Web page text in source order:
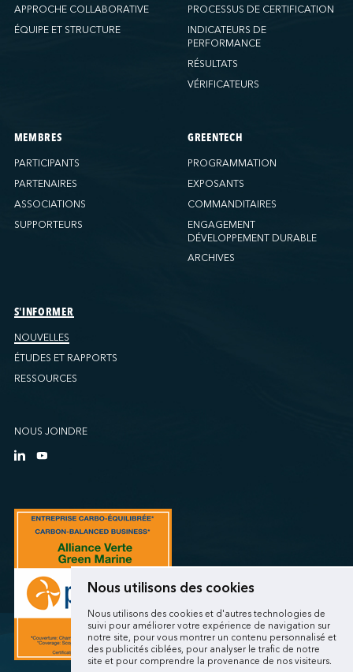
Nous utilisons des cookies
Nous utilisons des cookies et d'autres technologies de
suivi pour améliorer votre expérience de navigation sur
notre site, pour vous montrer un contenu personnalisé et
des publicités ciblées, pour analyser le trafic de notre
site et pour comprendre la provenance de nos visiteurs.
APPROCHE COLLABORATIVE
ÉQUIPE ET STRUCTURE
PROCESSUS DE CERTIFICATION
INDICATEURS DE
PERFORMANCE
RÉSULTATS
VÉRIFICATEURS
MEMBRES
PARTICIPANTS
PARTENAIRES
ASSOCIATIONS
SUPPORTEURS
GREENTECH
PROGRAMMATION
EXPOSANTS
COMMANDITAIRES
ENGAGEMENT
DÉVELOPPEMENT DURABLE
ARCHIVES
S'INFORMER
NOUVELLES
ÉTUDES ET RAPPORTS
RESSOURCES
NOUS JOINDRE